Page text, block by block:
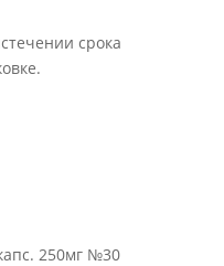
срока
250мг №30